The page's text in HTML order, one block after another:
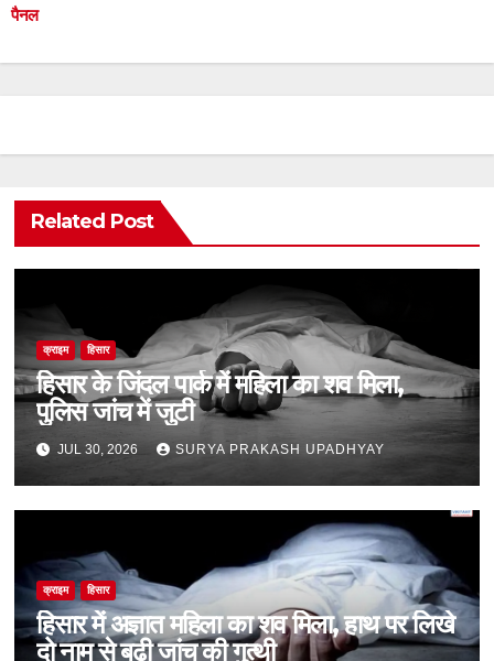
पैनल
Related Post
क्राइम हिसार
हिसार के जिंदल पार्क में महिला का शव मिला,
पुलिस जांच में जुटी
JUL 30, 2026 SURYA PRAKASH UPADHYAY
क्राइम हिसार
हिसार में अज्ञात महिला का शव मिला, हाथ पर लिखे
दो नाम से बढ़ी जांच की गुत्थी